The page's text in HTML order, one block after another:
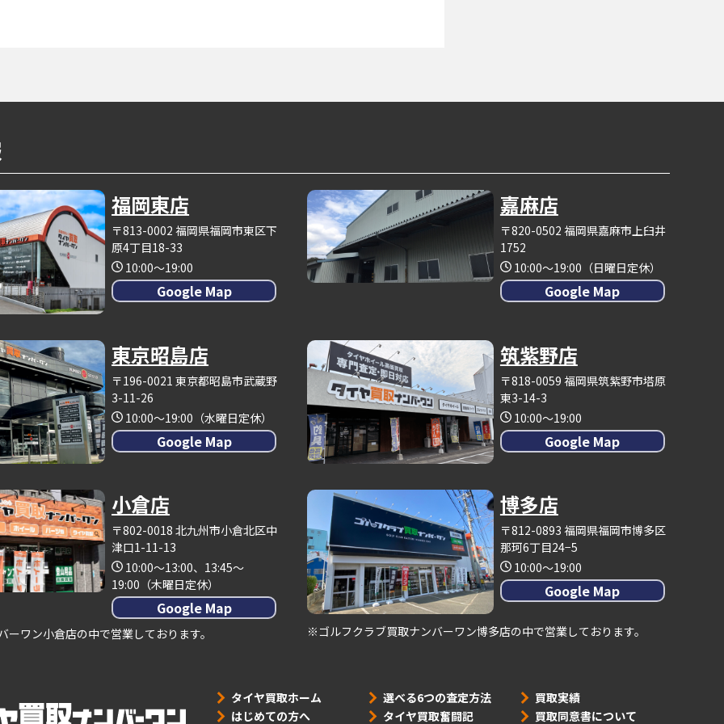
福岡東店
〒813-0002 福岡県福岡市東区下
原4丁目18-33
10:00～19:00
Google Map
嘉麻店
〒820-0502 福岡県嘉麻市上臼井
1752
10:00～19:00（日曜日定休）
Google Map
東京昭島店
〒196-0021 東京都昭島市武蔵野
3-11-26
10:00～19:00（水曜日定休）
Google Map
筑紫野店
〒818-0059 福岡県筑紫野市塔原
東3-14-3
10:00～19:00
Google Map
小倉店
〒802-0018 北九州市小倉北区中
津口1-11-13
10:00～13:00、13:45～
19:00（木曜日定休）
Google Map
ワン小倉店の中で営業しております。
博多店
〒812-0893 福岡県福岡市博多区
那珂6丁目24−5
10:00～19:00
Google Map
※ゴルフクラブ買取ナンバーワン博多店の中で営業しております。
タイヤ買取ホーム
はじめての方へ
選べる6つの査定方法
タイヤ買取奮闘記
買取実績
買取同意書について